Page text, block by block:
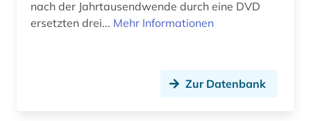
foto (1)
frankokanadisch (2)
nach der Jahrtausendwende durch eine DVD
ersetzten drei... Mehr Informationen
Zur Datenbank